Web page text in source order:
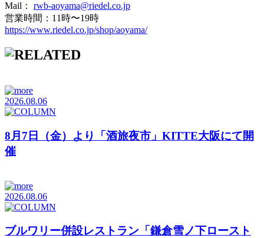
Mail： rwb-aoyama@riedel.co.jp
営業時間：11時〜19時
https://www.riedel.co.jp/shop/aoyama/
2026.08.06
8月7日（金）より「酒旅夜市」KITTE大阪にて開
催
2026.08.06
ブルワリー併設レストラン「鎌倉雪ノ下ロースト